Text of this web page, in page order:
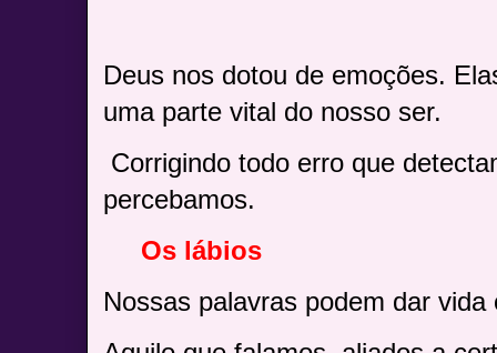
Deus nos dotou de emoções.
uma parte vital do nosso ser.
Corrigindo todo erro que
percebamos.
Os lábios
Nossas palavras podem dar